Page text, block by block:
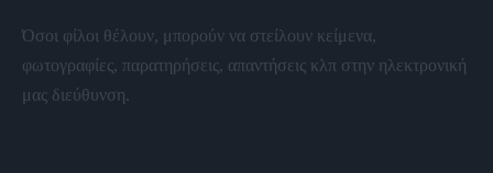
Όσοι φίλοι θέλουν, μπορούν να στείλουν κείμενα,
φωτογραφίες, παρατηρήσεις, απαντήσεις κλπ στην ηλεκτρονική
μας διεύθυνση.